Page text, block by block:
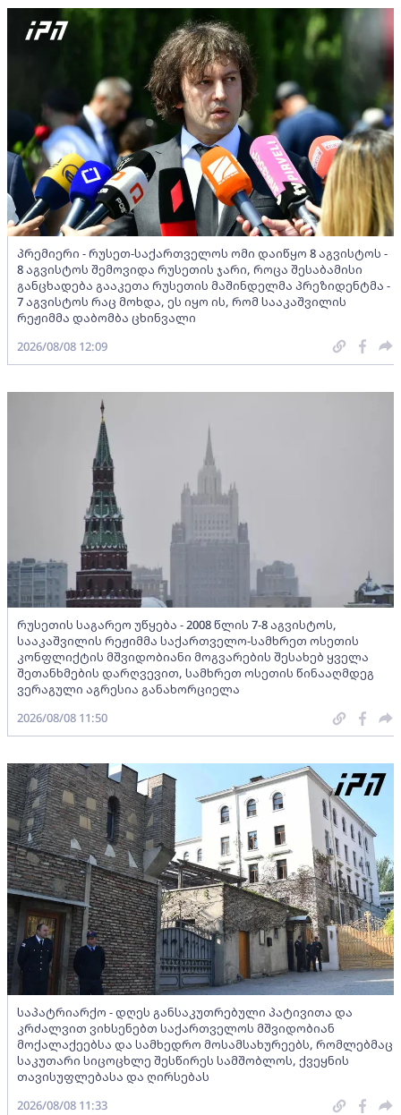
პრემიერი - რუსეთ-საქართველოს ომი დაიწყო 8 აგვისტოს -
8 აგვისტოს შემოვიდა რუსეთის ჯარი, როცა შესაბამისი
განცხადება გააკეთა რუსეთის მაშინდელმა პრეზიდენტმა -
7 აგვისტოს რაც მოხდა, ეს იყო ის, რომ სააკაშვილის
რეჟიმმა დაბომბა ცხინვალი
2026/08/08 12:09
რუსეთის საგარეო უწყება - 2008 წლის 7-8 აგვისტოს,
სააკაშვილის რეჟიმმა საქართველო-სამხრეთ ოსეთის
კონფლიქტის მშვიდობიანი მოგვარების შესახებ ყველა
შეთანხმების დარღვევით, სამხრეთ ოსეთის წინააღმდეგ
ვერაგული აგრესია განახორციელა
2026/08/08 11:50
საპატრიარქო - დღეს განსაკუთრებული პატივითა და
კრძალვით ვიხსენებთ საქართველოს მშვიდობიან
მოქალაქეებსა და სამხედრო მოსამსახურეებს, რომლებმაც
საკუთარი სიცოცხლე შესწირეს სამშობლოს, ქვეყნის
თავისუფლებასა და ღირსებას
2026/08/08 11:33